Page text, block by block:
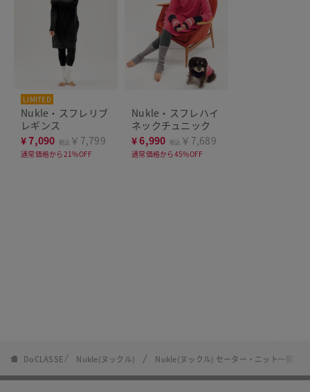
LIMITED
Nukle・スフレリブ
レギンス
¥7,090 税込 ￥7,799
通常価格から21%OFF
Nukle・スフレハイ
ネックチュニック
¥6,990 税込 ￥7,689
通常価格から45%OFF
DoCLASSE Nukle(ヌックル) Nukle(ヌックル) セーター・ニット一覧